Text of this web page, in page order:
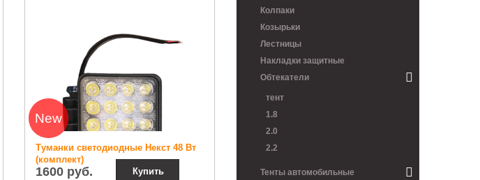
New
Туманки светодиодные Некст 48 Вт
(комплект)
1600 руб. Купить
Колпаки
Козырьки
Лестницы
Накладки защитные
Обтекатели
тент
1.8
2.0
2.2
Тенты автомобильные